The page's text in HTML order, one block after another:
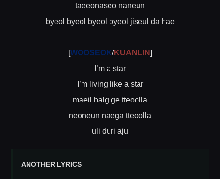
taeeonaseo naneun
byeol byeol byeol byeol jiseul da hae
[WOOSEOK/KUANLIN]
I’m a star
I’m living like a star
maeil balg ge tteoolla
neoneun naega tteoolla
uli duri aju
ANOTHER LYRICS